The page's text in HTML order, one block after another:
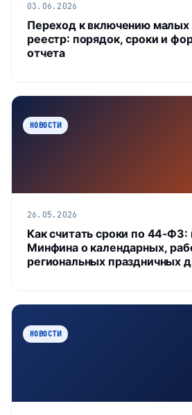
03.06.2026
Переход к включению малых
реестр: порядок, сроки и
отчета
НОВОСТИ
26.05.2026
Как считать сроки по 44‑ФЗ:
Минфина о календарных,
региональных праздничных
НОВОСТИ